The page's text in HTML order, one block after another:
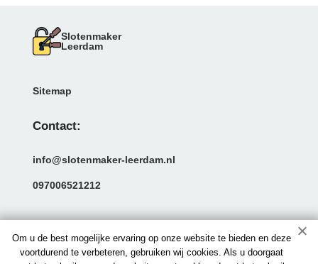
Om u de best mogelijke ervaring op onze website te bieden en deze
voortdurend te verbeteren, gebruiken wij cookies. Als u doorgaat
Slotenmaker
Leerdam
Sitemap
Contact:
info@slotenmaker-leerdam.nl
097006521212